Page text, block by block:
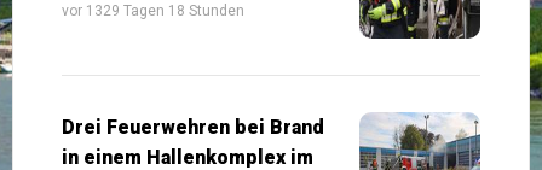
vor 1329 Tagen 18 Stunden
Drei Feuerwehren bei Brand
in einem Hallenkomplex im